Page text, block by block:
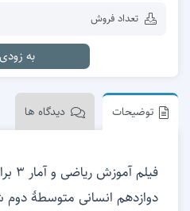
تعداد فروش
به
توضیحات دیدگاه ها
دوازدهم انسانی متوسطۀ